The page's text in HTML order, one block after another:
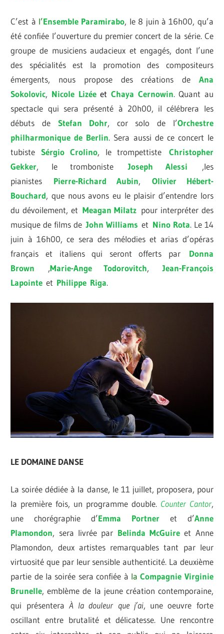
C’est à l’Ensemble Paramirabo, le 8 juin à 16h00, qu’a
été confiée l’ouverture du premier concert de la série. Ce
groupe de musiciens audacieux et engagés, dont l’une
des spécialités est la promotion des compositeurs
émergents, nous propose des créations de Ana
Sokolovic, Nicole Lizéeet Chaya Cernowin. Quant au
spectacle qui sera présenté à 20h00, il célébrera les
débuts de Stefan Dohr, cor solo de l’Orchestre
philharmonique de Berlin. Sera aussi de ce concert le
tubiste Sérgio Crolino, le trompettiste Christopher
Gekker, le trombonisteJoseph Alessi ,les
pianistes Pierre-Richard Aubin, Olivier Hébert-
Bouchard, que nous avons eu le plaisir d’entendre lors
du dévoilement, et Meagan Milatz pour interpréter des
musique de films deJohn Williams et Nino Rota. Le 14
juin à 16h00, ce sera des mélodies et arias d’opéras
français et italiens qui seront offerts par Donna
Brown ,Marie-Ange Todorovitch,Jean-François
Lapointe et Philippe Riga.
LE DOMAINE DANSE
La soirée dédiée à la danse, le 11 juillet, proposera, pour
la première fois, un programme double. Counter Cantor,
une chorégraphie d’Emma Portner et d’Anne
Plamondon, sera livrée par Belinda McGuireet Anne
Plamondon, deux artistes remarquables tant par leur
virtuosité que par leur sensible authenticité. La deuxième
partie de la soirée sera confiée à laCompagnie Virginie
Brunelle, emblème de la jeune création contemporaine,
qui présentera À la douleur que j’ai, une oeuvre forte
oscillant entre brutalité et délicatesse. Une rencontre